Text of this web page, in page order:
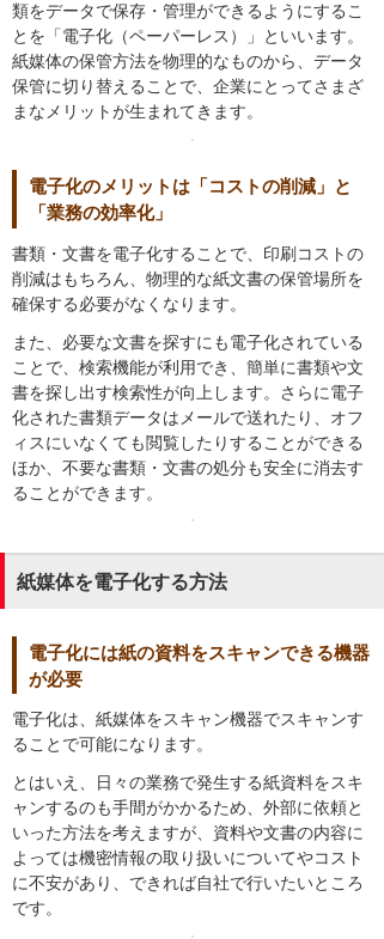
類をデータで保存・管理ができるようにするこ
とを「電子化（ペーパーレス）」といいます。
紙媒体の保管方法を物理的なものから、データ
保管に切り替えることで、企業にとってさまざ
まなメリットが生まれてきます。
電子化のメリットは「コストの削減」と
「業務の効率化」
書類・文書を電子化することで、印刷コストの
削減はもちろん、物理的な紙文書の保管場所を
確保する必要がなくなります。
また、必要な文書を探すにも電子化されている
ことで、検索機能が利用でき、簡単に書類や文
書を探し出す検索性が向上します。さらに電子
化された書類データはメールで送れたり、オフ
ィスにいなくても閲覧したりすることができる
ほか、不要な書類・文書の処分も安全に消去す
ることができます。
紙媒体を電子化する方法
電子化には紙の資料をスキャンできる機器
が必要
電子化は、紙媒体をスキャン機器でスキャンす
ることで可能になります。
とはいえ、日々の業務で発生する紙資料をスキ
ャンするのも手間がかかるため、外部に依頼と
いった方法を考えますが、資料や文書の内容に
よっては機密情報の取り扱いについてやコスト
に不安があり、できれば自社で行いたいところ
です。